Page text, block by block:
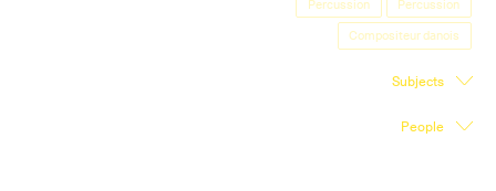
Percussion
Percussion
Compositeur danois
Subjects
People